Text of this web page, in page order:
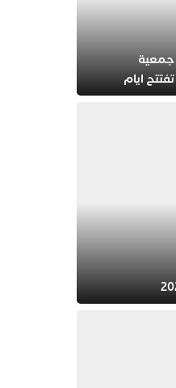
جمعية
ايام